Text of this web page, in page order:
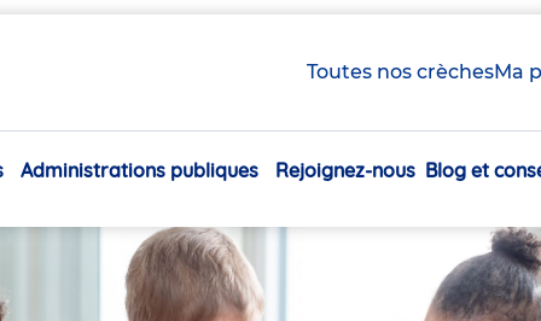
Toutes nos crèchesMa
Navigation
Administrations publiques Rejoignez-nous Blog et